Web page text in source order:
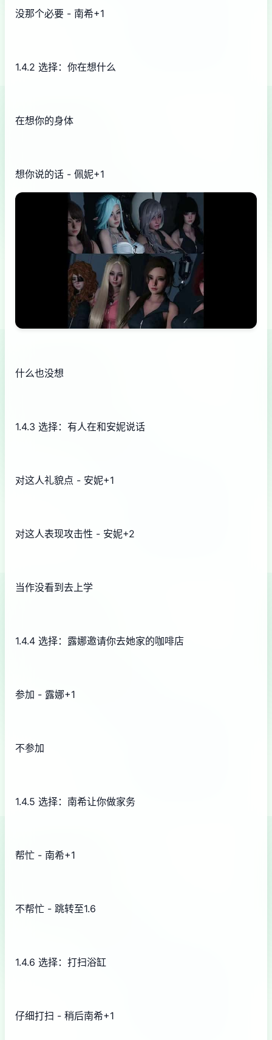
没那个必要 - 南希+1
1.4.2 选择：你在想什么
在想你的身体
想你说的话 - 佩妮+1
什么也没想
1.4.3 选择：有人在和安妮说话
对这人礼貌点 - 安妮+1
对这人表现攻击性 - 安妮+2
当作没看到去上学
1.4.4 选择：露娜邀请你去她家的咖啡店
参加 - 露娜+1
不参加
1.4.5 选择：南希让你做家务
帮忙 - 南希+1
不帮忙 - 跳转至1.6
1.4.6 选择：打扫浴缸
仔细打扫 - 稍后南希+1